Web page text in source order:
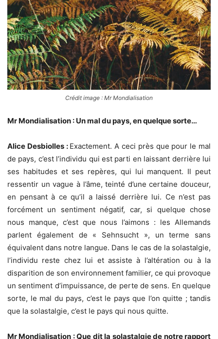
Crédit image : Mr Mondialisation
Mr Mondialisation : Un mal du pays, en quelque sorte…
Alice Desbiolles : Exactement. A ceci près que pour le mal
de pays, c’est l’individu qui est parti en laissant derrière lui
ses habitudes et ses repères, qui lui manquent. Il peut
ressentir un vague à l’âme, teinté d’une certaine douceur,
en pensant à ce qu’il a laissé derrière lui. Ce n’est pas
forcément un sentiment négatif, car, si quelque chose
nous manque, c’est que nous l’aimons : les Allemands
parlent également de « Sehnsucht », un terme sans
équivalent dans notre langue. Dans le cas de la solastalgie,
l’individu reste chez lui et assiste à l’altération ou à la
disparition de son environnement familier, ce qui provoque
un sentiment d’impuissance, de perte de sens. En quelque
sorte, le mal du pays, c’est le pays que l’on quitte ; tandis
que la solastalgie, c’est le pays qui nous quitte.
Mr Mondialisation : Que dit la solastalgie de notre rapport